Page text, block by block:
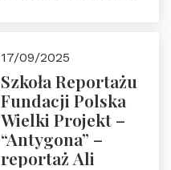
17/09/2025
Szkoła Reportażu
Fundacji Polska
Wielki Projekt –
“Antygona” –
reportaż Ali